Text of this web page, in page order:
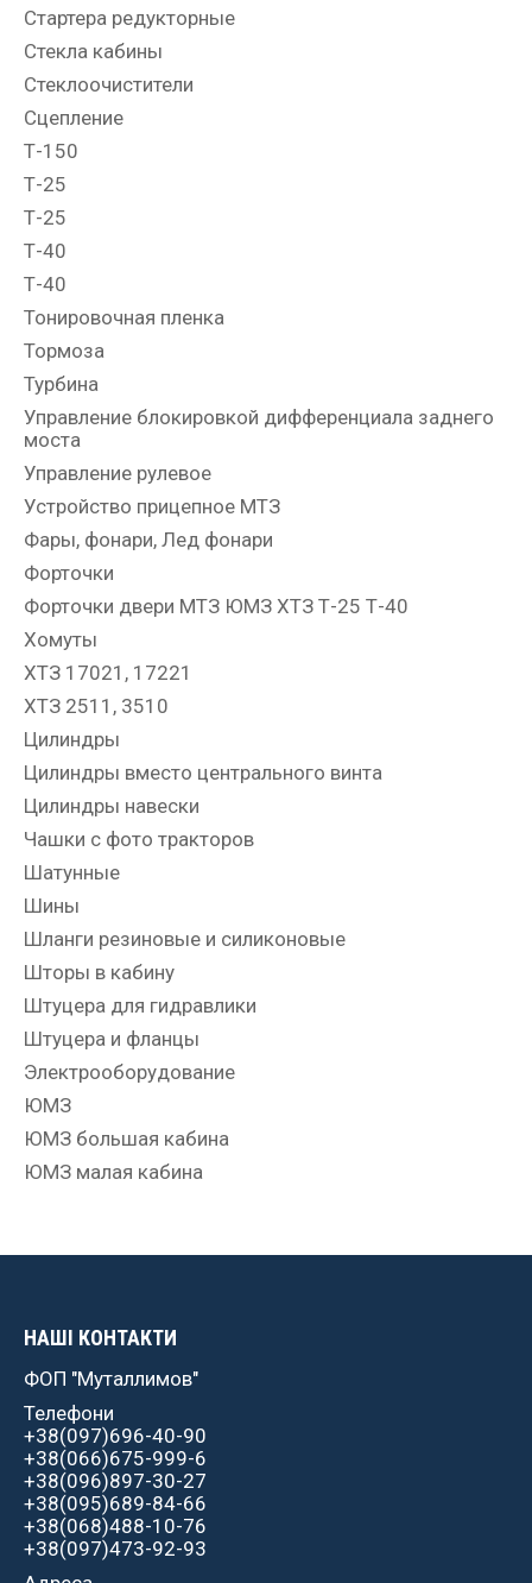
Стартера редукторные
Стекла кабины
Стеклоочистители
Сцепление
Т-150
Т-25
Т-25
Т-40
Т-40
Тонировочная пленка
Тормоза
Турбина
Управление блокировкой дифференциала заднего
моста
Управление рулевое
Устройство прицепное МТЗ
Фары, фонари, Лед фонари
Форточки
Форточки двери МТЗ ЮМЗ ХТЗ Т-25 Т-40
Хомуты
ХТЗ 17021, 17221
ХТЗ 2511, 3510
Цилиндры
Цилиндры вместо центрального винта
Цилиндры навески
Чашки с фото тракторов
Шатунные
Шины
Шланги резиновые и силиконовые
Шторы в кабину
Штуцера для гидравлики
Штуцера и фланцы
Электрооборудование
ЮМЗ
ЮМЗ большая кабина
ЮМЗ малая кабина
НАШІ КОНТАКТИ
ФОП "Муталлимов"
Телефони
+38(097)696-40-90
+38(066)675-999-6
+38(096)897-30-27
+38(095)689-84-66
+38(068)488-10-76
+38(097)473-92-93